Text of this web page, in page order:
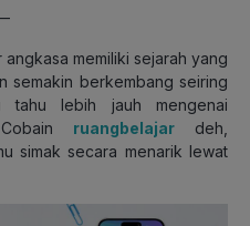
memiliki sejarah yang
semakin berkembang seiring
tahu lebih jauh mengenai
ruangbelajar deh,
simak secara menarik lewat